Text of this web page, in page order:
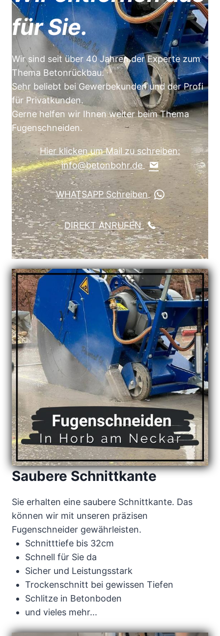
für Sie.
Wir sind seit über 40 Jahren der Experte zum
Thema Betonrückbau.
Sehr beliebt bei Gewerbekunden und der Profi
für Privatkunden.
Gerne helfen wir Ihnen weiter beim Thema
Fugenschneiden.
Hier klicken um Mail zu schreiben:
info@betonbohr.de
WHATSAPP Schreiben
DIREKT ANRUFEN
Saubere Schnittkante
Sie erhalten eine saubere Schnittkante. Das
können wir mit unseren präzisen
Fugenschneider gewährleisten.
Schnitttiefe bis 32cm
Schnell für Sie da
Sicher und Leistungsstark
Trockenschnitt bei gewissen Tiefen
Schlitze in Betonboden
und vieles mehr...